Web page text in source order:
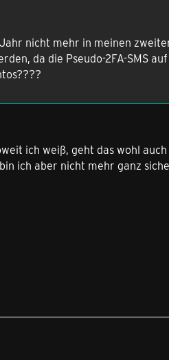
nicht mehr in meinen
da die Pseudo-2FA-SMS
ich weiß, geht das wohl
ich aber nicht mehr ganz